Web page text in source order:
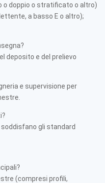
o doppio o stratificato o altro)
a basso E o altro);
deposito e del prelievo
e supervisione per
gli standard
(compresi profili,